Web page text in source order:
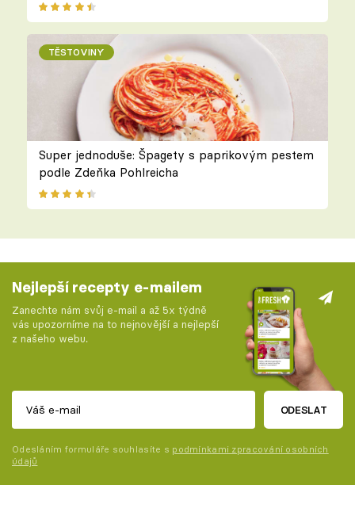
TĚSTOVINY
Super jednoduše: Špagety s paprikovým pestem
podle Zdeňka Pohlreicha
Nejlepší recepty e-mailem
Zanechte nám svůj e-mail a až 5x týdně
vás upozorníme na to nejnovější a nejlepší
z našeho webu.
ODESLAT
Odesláním formuláře souhlasíte s podmínkami zpracování osobních
údajů